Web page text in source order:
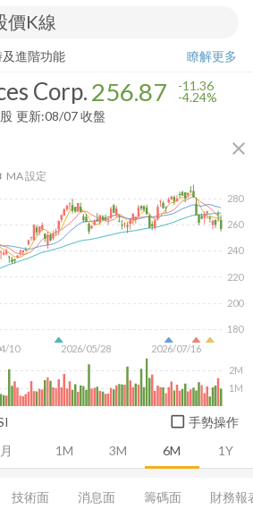
-4.24%
進階功能
瞭解更多
Corp.256.87 -11.36
-4.24%
股 更新:08/07 收盤
close
月 1M 3M 6M 1Y
10 2026/05/28 2026/07/16
180
200
220
240
260
280
1M
2M
MA 設定
手勢操作
技術面 消息面 籌碼面 財務報